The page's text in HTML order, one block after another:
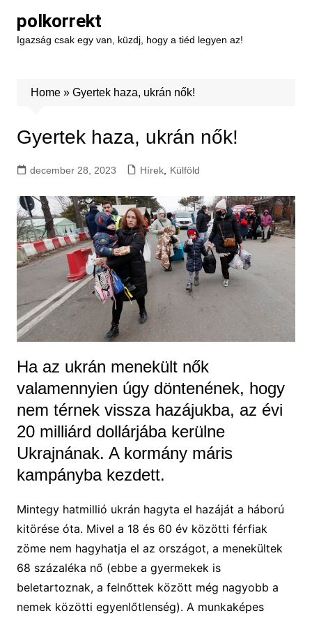
content
polkorrekt
Igazság csak egy van, küzdj, hogy a tiéd legyen az!
Home» Gyertek haza, ukrán nők!
Gyertek haza, ukrán nők!
december 28, 2023 Hírek, Külföld
Ha az ukrán menekült nők
valamennyien úgy döntenének, hogy
nem térnek vissza hazájukba, az évi
20 milliárd dollárjába kerülne
Ukrajnának. A kormány máris
kampányba kezdett.
Mintegy hatmillió ukrán hagyta el hazáját a háború
kitörése óta. Mivel a 18 és 60 év közötti férfiak
zöme nem hagyhatja el az országot, a menekültek
68 százaléka nő (ebbe a gyermekek is
beletartoznak, a felnőttek között még nagyobb a
nemek közötti egyenlőtlenség). A munkaképes